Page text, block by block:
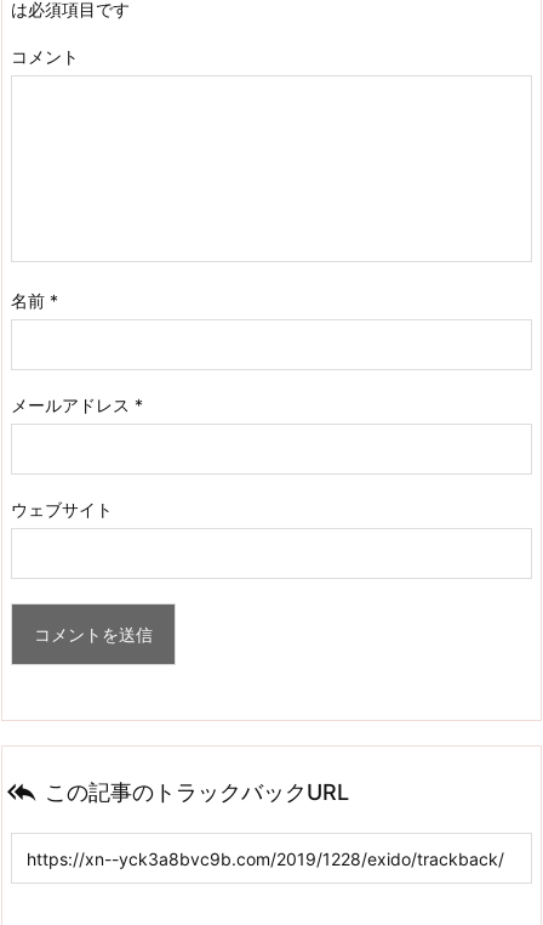
は必須項目です
コメント
名前 *
メールアドレス *
ウェブサイト
 この記事のトラックバックURL